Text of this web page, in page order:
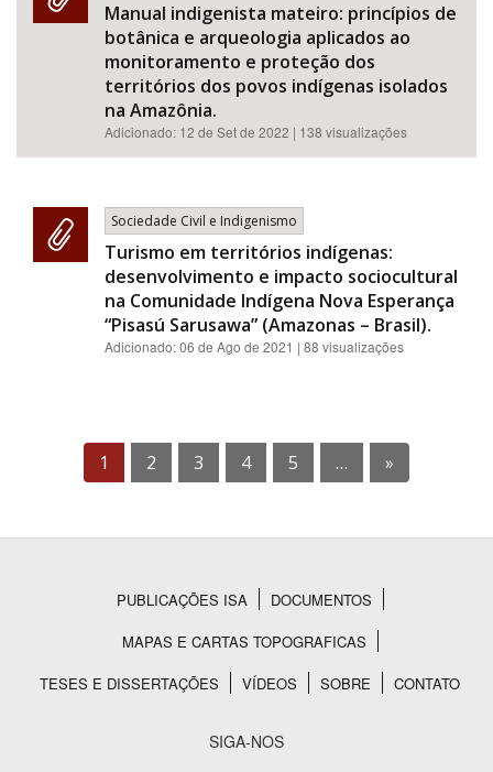
Manual indigenista mateiro: princípios de
botânica e arqueologia aplicados ao
monitoramento e proteção dos
territórios dos povos indígenas isolados
na Amazônia.
Adicionado: 12 de Set de 2022 | 138 visualizações
Sociedade Civil e Indigenismo
Turismo em territórios indígenas:
desenvolvimento e impacto sociocultural
na Comunidade Indígena Nova Esperança
“Pisasú Sarusawa” (Amazonas – Brasil).
Adicionado:06 de Ago de 2021 | 88 visualizações
1 2 3 4 5 … »
Rodapé
PUBLICAÇÕES ISA
DOCUMENTOS
MAPAS E CARTAS TOPOGRAFICAS
TESES E DISSERTAÇÕES
VÍDEOS SOBRE CONTATO
SIGA-NOS